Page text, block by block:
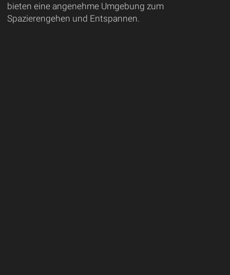
bieten eine angenehme Umgebung zum
Spazierengehen und Entspannen.